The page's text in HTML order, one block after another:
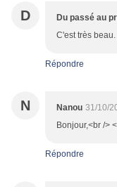
D Du passé au
C'est très
Répondre
N Nanou 31/10/
Bonjour,<br />
Répondre